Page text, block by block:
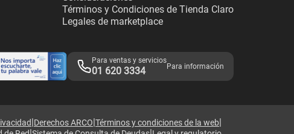
Términos y Condiciones de Tienda Claro
Legales de marketplace
Para ventas y servicios
01 620 3334 Para información
|Derechos ARCO|Términos y condiciones de la web|